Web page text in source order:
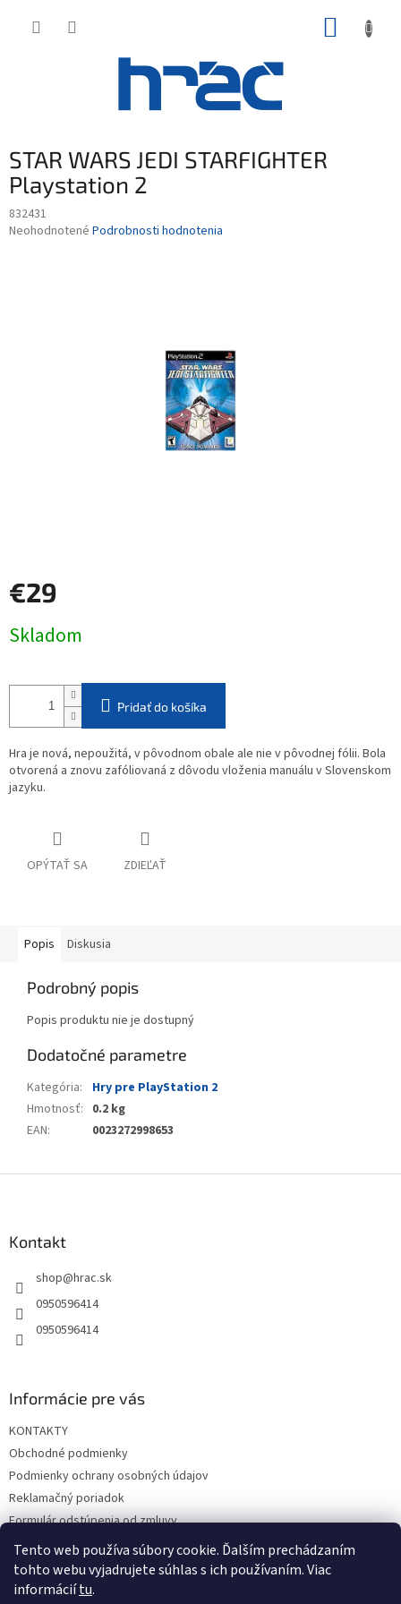
Tento web používa súbory cookie. Ďalším prechádzaním
tohto webu vyjadrujete súhlas s ich používaním. Viac
informáciítu.
STAR WARS JEDI STARFIGHTER
Playstation 2
832431
Priemerné
Neohodnotené Podrobnosti hodnotenia
€29
cena:
Skladom
Pridať do košíka
Hra je nová, nepoužitá, v pôvodnom obale ale nie v pôvodnej fólii. Bola
otvorená a znovu zafóliovaná z dôvodu vloženia manuálu v Slovenskom
jazyku.
OPÝTAŤ SA ZDIEĽAŤ
Popis Diskusia
Podrobný popis
Popis produktu nie je dostupný
Dodatočné parametre
Kategória:
Hry pre PlayStation 2
Hmotnosť: 0.2 kg
EAN: 0023272998653
Kontakt
shop@hrac.sk
0950596414
0950596414
Informácie pre vás
KONTAKTY
Obchodné podmienky
Podmienky ochrany osobných údajov
Reklamačný poriadok
Formulár odstúpenia od zmluvy
Reklamačný formulár